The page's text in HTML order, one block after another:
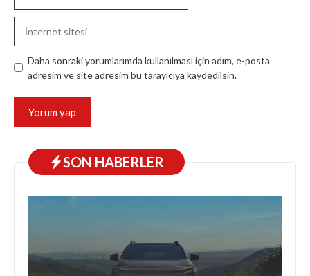
sitesi
Daha sonraki yorumlarımda kullanılması için adım, e-posta
adresim ve site adresim bu tarayıcıya kaydedilsin.
SON HABERLER